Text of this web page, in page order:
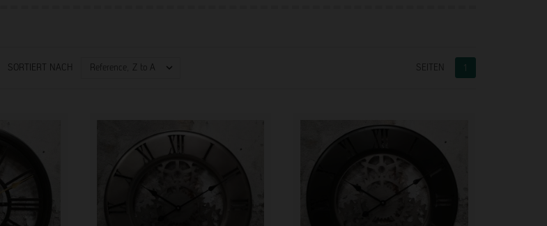
SORTIERT NACH Reference, Z to A  SEITEN